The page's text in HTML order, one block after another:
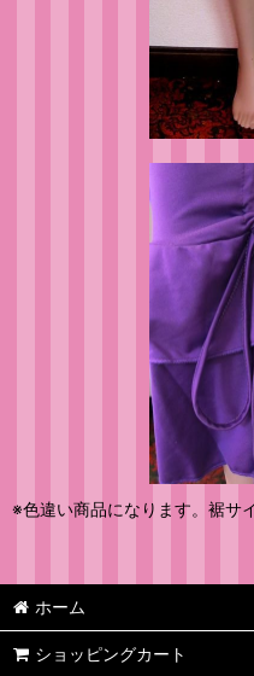
※色違い商品になります。裾サ
ホーム
ショッピングカート